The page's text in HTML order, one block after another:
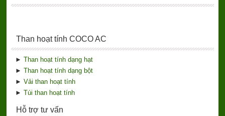
Than hoạt tính COCO AC
► Than hoạt tính dạng hạt
► Than hoạt tính dạng bột
► Vải than hoạt tính
► Túi than hoạt tính
Hỗ trợ tư vấn